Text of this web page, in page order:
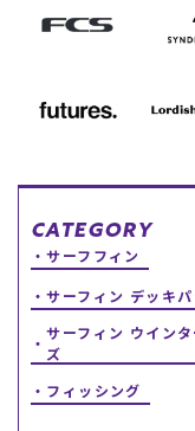
ファッション
CONTENTS
特集一覧
CATEGORY
サーフフィン
サーフィン デッキパ
サーフィン ウインタ
ズ
フィッシング